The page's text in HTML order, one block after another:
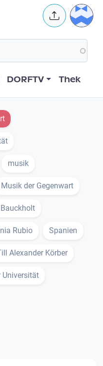
User
DORFTV Thek
musik
Musik der Gegenwart
Rubio Spanien
Alexander Körber
Universität